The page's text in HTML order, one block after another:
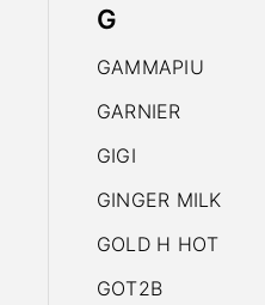
G
GAMMAPIU
GARNIER
GIGI
GINGER MILK
GOLD H HOT
GOT2B